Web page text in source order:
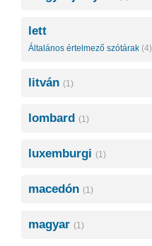
lett
Általános értelmező szótárak (4)
litván (1)
lombard (1)
luxemburgi (1)
macedón (1)
magyar (1)